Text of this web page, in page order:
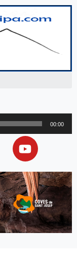
00:00